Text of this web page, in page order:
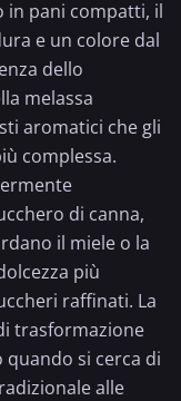
in pani compatti, il
e un colore dal
dello
melassa
aromatici che gli
complessa.
di canna,
il miele o la
più
raffinati. La
trasformazione
si cerca di
alle